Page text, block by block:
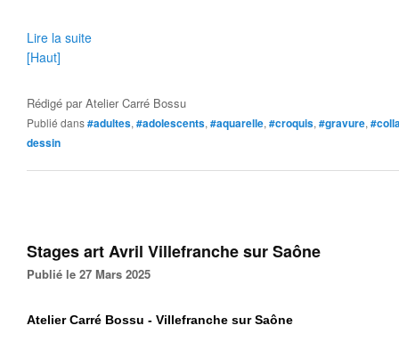
Lire la suite
[Haut]
Rédigé parAtelier Carré Bossu
Publié dans#adultes, #adolescents, #aquarelle, #croquis, #gravure,
dessin
Stages art Avril Villefranche sur Saône
Publié le 27 Mars 2025
Atelier Carré Bossu - Villefranche sur Saône